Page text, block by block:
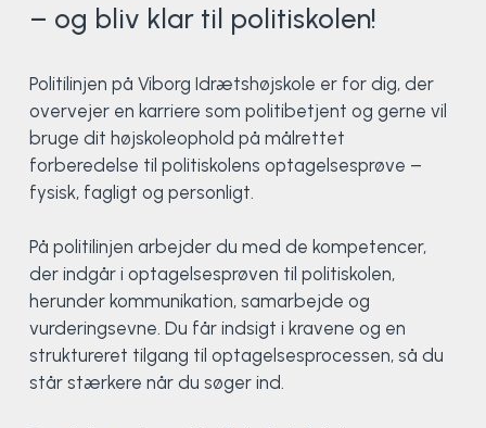
– og bliv klar til politiskolen!
Politilinjen på Viborg Idrætshøjskole er for dig, der
overvejer en karriere som politibetjent og gerne vil
bruge dit højskoleophold på målrettet
forberedelse til politiskolens optagelsesprøve –
fysisk, fagligt og personligt.
På politilinjen arbejder du med de kompetencer,
der indgår i optagelsesprøven til politiskolen,
herunder kommunikation, samarbejde og
vurderingsevne. Du får indsigt i kravene og en
struktureret tilgang til optagelsesprocessen, så du
står stærkere når du søger ind.
Klatring
OCR
Padel
Pardans